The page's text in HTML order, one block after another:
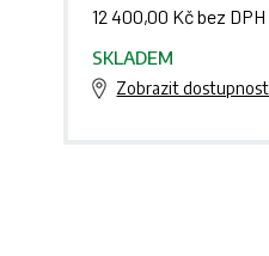
12 400,00 Kč bez DPH
SKLADEM
Zobrazit